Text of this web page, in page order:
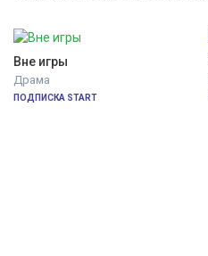
Вне игры
Драма
ПОДПИСКА START